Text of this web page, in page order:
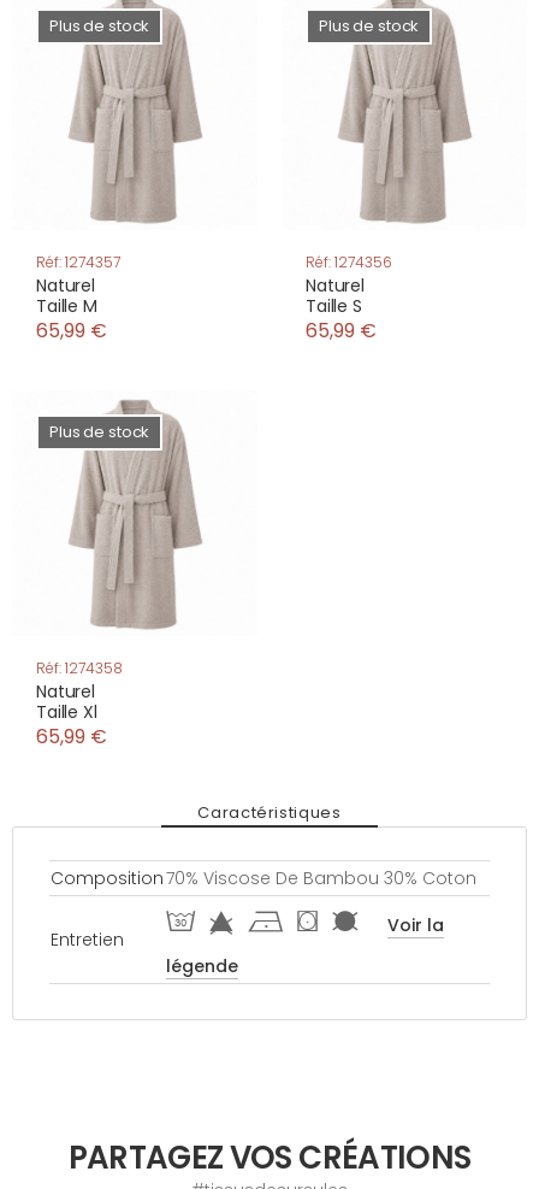
Plus de stock
Réf: 1274357
Naturel
Taille M
65,99 €
Plus de stock
Réf: 1274356
Naturel
Taille S
65,99 €
Plus de stock
Réf: 1274358
Naturel
Taille Xl
65,99 €
Caractéristiques
Composition70% Viscose De Bambou 30% Coton
Entretien
T f h ( 6
Voir la
légende
PARTAGEZ VOS CRÉATIONS